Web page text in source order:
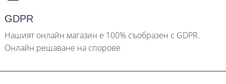
GDPR
Нашият онлайн магазин е 100% съобразен с GDPR.
Онлайн решаване на спорове